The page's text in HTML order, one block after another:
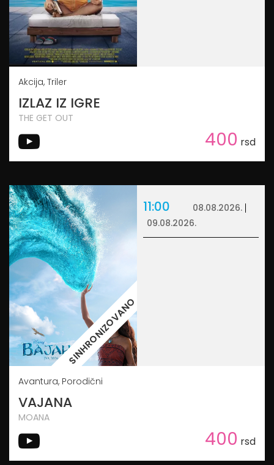
Akcija, Triler
IZLAZ IZ IGRE
THE GET OUT
400 rsd
11:00
08.08.2026.
09.08.2026.
SINHRONIZOVANO
Avantura, Porodični
VAJANA
MOANA
400 rsd